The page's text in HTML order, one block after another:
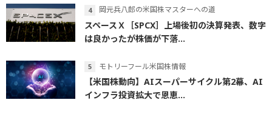
岡元兵八郎の米国株マスターへの道
スペースＸ［SPCX］上場後初の決算発表、数字
は良かったが株価が下落...
モトリーフール米国株情報
【米国株動向】AIスーパーサイクル第2幕、AI
インフラ投資拡大で恩恵...